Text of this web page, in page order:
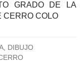
GRADO DE LA
CERRO COLO
DIBUJO